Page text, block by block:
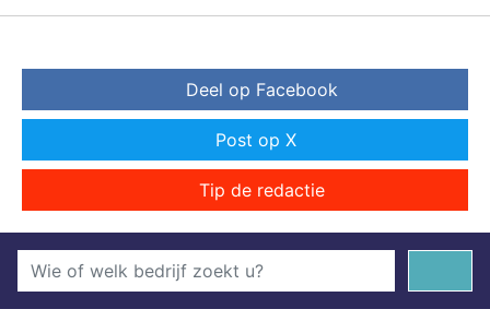
Deel op Facebook
Post op X
Tip de redactie